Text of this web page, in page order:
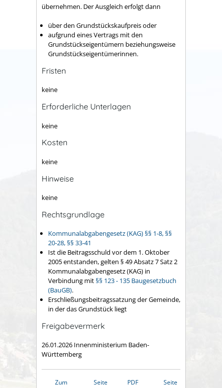
übernehmen. Der Ausgleich erfolgt dann
über den Grundstückskaufpreis oder
aufgrund eines Vertrags mit den
Grundstückseigentümern beziehungsweise
Grundstückseigentümerinnen.
Fristen
keine
Erforderliche Unterlagen
keine
Kosten
keine
Hinweise
keine
Rechtsgrundlage
Kommunalabgabengesetz (KAG) §§ 1-8, §§
20-28, §§ 33-41
Ist die Beitragsschuld vor dem 1. Oktober
2005 entstanden, gelten § 49 Absatz 7 Satz 2
Kommunalabgabengesetz (KAG) in
Verbindung mit§§ 123 - 135 Baugesetzbuch
(BauGB).
Erschließungsbeitragssatzung der Gemeinde,
in der das Grundstück liegt
Freigabevermerk
26.01.2026 Innenministerium Baden-
Württemberg
Zum
Seite
PDF
Seite